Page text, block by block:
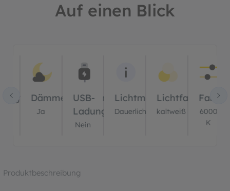
Auf einen Blick
Dämmerungssensor?
Ja
USB-
Ladung?
Nein
Lichtmodus
Dauerlicht
Lichtfarbe(n)
kaltweiß
6000
K
Produktbeschreibung